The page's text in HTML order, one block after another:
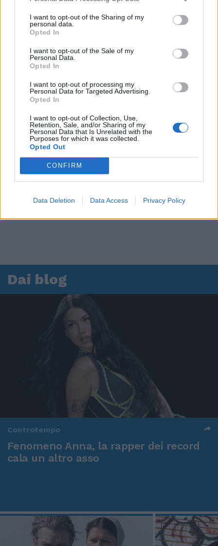
I want to opt-out of the Sharing of my
personal data.
Opted In
I want to opt-out of the Sale of my
Personal Data.
Opted In
I want to opt-out of processing my
Personal Data for Targeted Advertising.
Opted In
I want to opt-out of Collection, Use,
Retention, Sale, and/or Sharing of my
Personal Data that Is Unrelated with the
Purposes for which it was collected.
Opted Out
CONFIRM
Data Deletion Data Access Privacy Policy
Dai blog
Controtempo
Fenomeno Anna, la rapper dei record
cala un altro asso